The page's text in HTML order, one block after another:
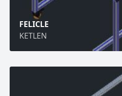
FELICLE
KETLEN